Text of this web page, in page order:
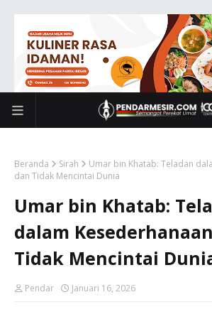
Beranda Sirah
Umar bin Khatab: Teladan
dan Tidak Mencintai Dunia
Umar bin Khatab:
dalam
Tidak Mencintai
Pendar Januari 16, 2026